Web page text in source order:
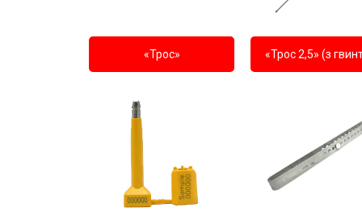
«Трос» «Трос 2,5» (з